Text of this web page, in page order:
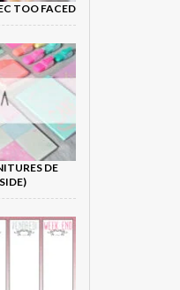
TOO FACED
DE